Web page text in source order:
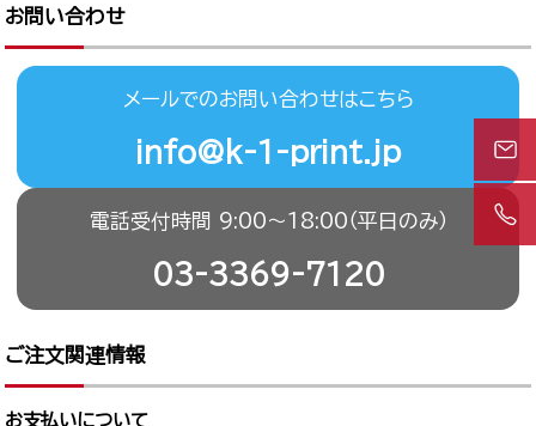
お問い合わせ
メールでのお問い合わせはこちら
info@k-1-print.jp
電話受付時間 9:00〜18:00（平日のみ）
03-3369-7120
ご注文関連情報
お支払いについて